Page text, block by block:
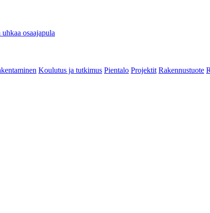
osaajapula
Koulutus ja tutkimus Pientalo Projektit Rakennustuote